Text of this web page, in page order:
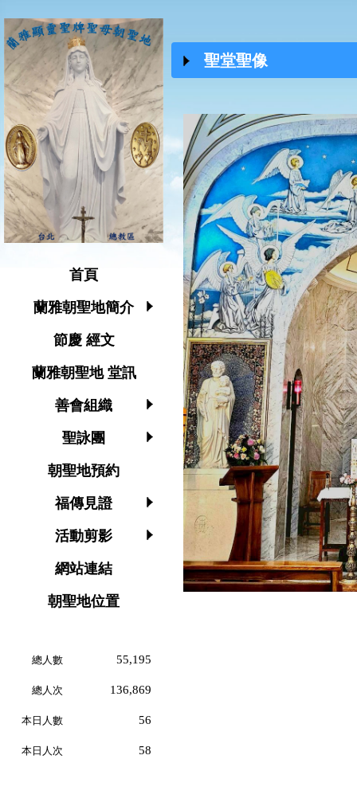
首頁
蘭雅朝聖地簡介
節慶 經文
蘭雅朝聖地 堂訊
善會組織
聖詠團
朝聖地預約
福傳見證
活動剪影
網站連結
朝聖地位置
總人數 55,195
總人次 136,869
本日人數 56
本日人次 58
聖堂聖像